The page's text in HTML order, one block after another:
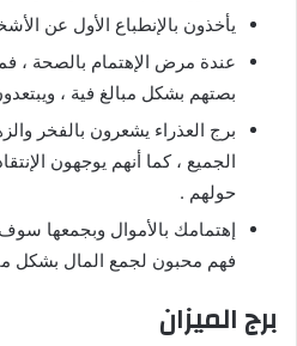
يأخذون بالإنطباع الأول عن
عندة مرض الإهتمام بالصحة ،
بصتهم بشكل مبالغ فية ،
برج العذراء يشعرون بالفخر
الجميع ، كما أنهم يوجهون
حولهم .
إهتمامك بالأموال وبجمعها
فهم محبون لجمع المال بشكل
برج الميزان